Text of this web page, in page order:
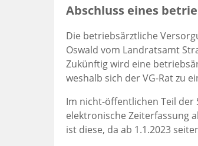
Abschluss eines
Die betriebsärztliche
Oswald vom Landratsamt
Zukünftig wird eine
weshalb sich der VG-Rat zu
Im nicht-öffentlichen Teil der
elektronische Zeiterfassung
ist diese, da ab 1.1.2023